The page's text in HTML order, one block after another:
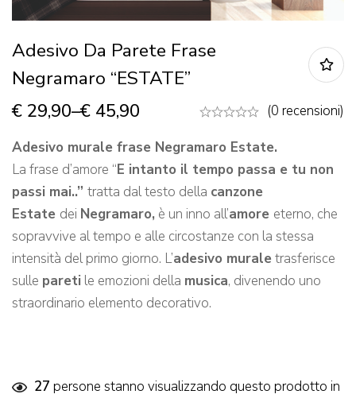
Adesivo Da Parete Frase
Negramaro “ESTATE”
€ 29,90–€ 45,90
(0 recensioni)
Adesivo murale frase Negramaro Estate.
La frase d’amore “E intanto il tempo passa e tu non
passi mai..” tratta dal testo della canzone
Estate dei Negramaro, è un inno all’amore eterno, che
sopravvive al tempo e alle circostanze con la stessa
intensità del primo giorno. L’adesivo murale trasferisce
sulle pareti le emozioni della musica, divenendo uno
straordinario elemento decorativo.
27 persone stanno visualizzando questo prodotto in